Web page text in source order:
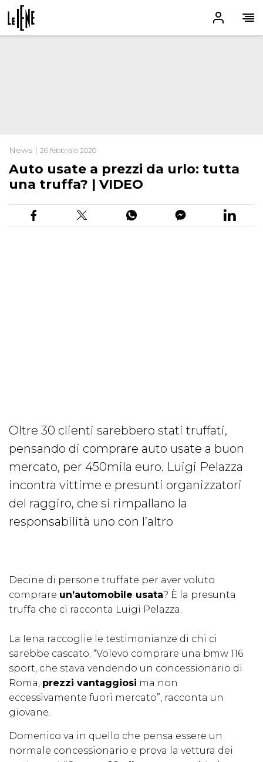
News | 26 febbraio 2020
Auto usate a prezzi da urlo: tutta
una truffa? | VIDEO
Oltre 30 clienti sarebbero stati truffati,
pensando di comprare auto usate a buon
mercato, per 450mila euro. Luigi Pelazza
incontra vittime e presunti organizzatori
del raggiro, che si rimpallano la
responsabilità uno con l’altro
Decine di persone truffate per aver voluto
comprare un’automobile usata? È la presunta
truffa che ci racconta Luigi Pelazza.
La Iena raccoglie le testimonianze di chi ci
sarebbe cascato. “Volevo comprare una bmw 116
sport, che stava vendendo un concessionario di
Roma, prezzi vantaggiosi ma non
eccessivamente fuori mercato”, racconta un
giovane.
Domenico va in quello che pensa essere un
normale concessionario e prova la vettura dei